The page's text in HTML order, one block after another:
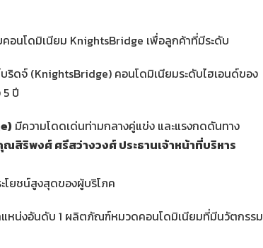
อนโดมิเนียม KnightsBridge เพื่อลูกค้าที่มีระดับ
ริดจ์ (KnightsBridge) คอนโดมิเนียมระดับไฮเอนด์ของ
ปี
มีความโดดเด่นท่ามกลางคู่แข่ง และแรงกดดันทาง
ณสิริพงศ์ ศรีสว่างวงศ์ ประธานเจ้าหน้าที่บริหาร
ยชน์สูงสุดของผู้บริโภค
หน่งอันดับ 1 ผลิตภัณฑ์หมวดคอนโดมิเนียมที่มีนวัตกรรม